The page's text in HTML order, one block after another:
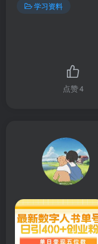
学习资料
点赞4